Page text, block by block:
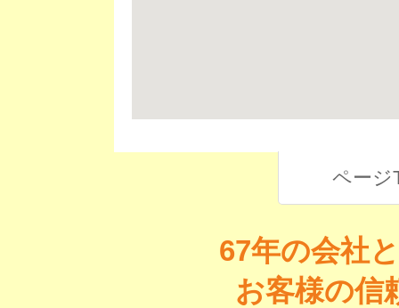
ページ
67年の会社
お客様の信